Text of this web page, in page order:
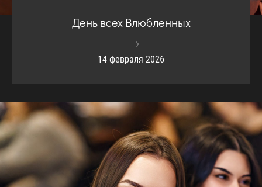
День всех Влюбленных
14 февраля 2026